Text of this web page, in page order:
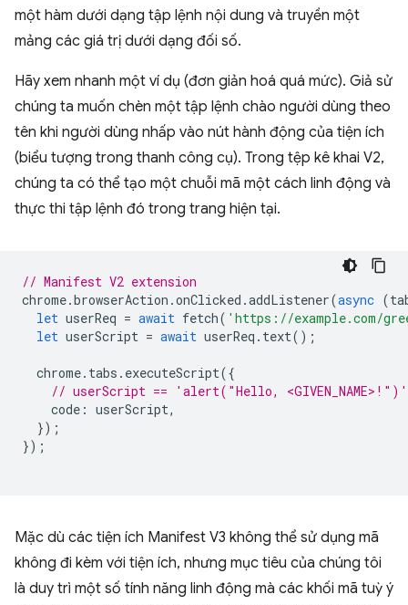
một hàm dưới dạng tập lệnh nội dung và truyền một
mảng các giá trị dưới dạng đối số.
Hãy xem nhanh một ví dụ (đơn giản hoá quá mức). Giả sử
chúng ta muốn chèn một tập lệnh chào người dùng theo
tên khi người dùng nhấp vào nút hành động của tiện ích
(biểu tượng trong thanh công cụ). Trong tệp kê khai V2,
chúng ta có thể tạo một chuỗi mã một cách linh động và
thực thi tập lệnh đó trong trang hiện tại.
// Manifest V2 extension
chrome.browserAction .onClicked .addListener(async (
let userReq = await fetch( 'https://example.com/
let userScript = await userReq . text();
chrome. tabs . executeScript({
// userScript == 'alert("Hello, <GIVEN_NAME>!")'
code : userScript,
});
});
Mặc dù các tiện ích Manifest V3 không thể sử dụng mã
không đi kèm với tiện ích, nhưng mục tiêu của chúng tôi
là duy trì một số tính năng linh động mà các khối mã tuỳ ý